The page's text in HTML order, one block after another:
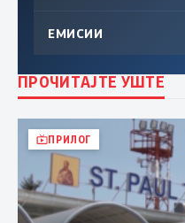
ЕМИСИИ
ПРОЧИТАЈТЕ УШТЕ
ПРИЛОГ